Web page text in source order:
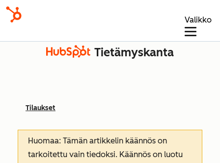
Valikko
Tietämyskanta
Tilaukset
Huomaa: Tämän artikkelin käännös on
tarkoitettu vain tiedoksi. Käännös on luotu